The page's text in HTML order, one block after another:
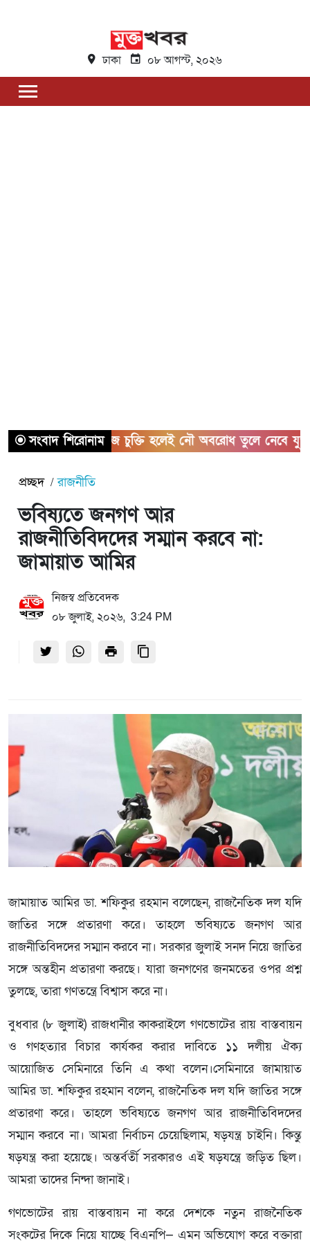
ঢাকা ০৮ আগস্ট, ২০২৬
সংবাদ শিরোনাম
হরমুজ চুক্তি হলেই নৌ অবরোধ তুলে নেবে যুক্তরাষ্ট্র
প্রচ্ছদ রাজনীতি
ভবিষ্যতে জনগণ আর
রাজনীতিবিদদের সম্মান করবে না:
জামায়াত আমির
নিজস্ব প্রতিবেদক
০৮ জুলাই, ২০২৬, 3:24 PM
জামায়াত আমির ডা. শফিকুর রহমান বলেছেন, রাজনৈতিক দল যদি
জাতির সঙ্গে প্রতারণা করে। তাহলে ভবিষ্যতে জনগণ আর
রাজনীতিবিদদের সম্মান করবে না। সরকার জুলাই সনদ নিয়ে জাতির
সঙ্গে অন্তহীন প্রতারণা করছে। যারা জনগণের জনমতের ওপর প্রশ্ন
তুলছে, তারা গণতন্ত্রে বিশ্বাস করে না।
বুধবার (৮ জুলাই) রাজধানীর কাকরাইলে গণভোটের রায় বাস্তবায়ন
ও গণহত্যার বিচার কার্যকর করার দাবিতে ১১ দলীয় ঐক্য
আয়োজিত সেমিনারে তিনি এ কথা বলেন।সেমিনারে জামায়াত
আমির ডা. শফিকুর রহমান বলেন, রাজনৈতিক দল যদি জাতির সঙ্গে
প্রতারণা করে। তাহলে ভবিষ্যতে জনগণ আর রাজনীতিবিদদের
সম্মান করবে না। আমরা নির্বাচন চেয়েছিলাম, ষড়যন্ত্র চাইনি। কিন্তু
ষড়যন্ত্র করা হয়েছে। অন্তর্বর্তী সরকারও এই ষড়যন্ত্রে জড়িত ছিল।
আমরা তাদের নিন্দা জানাই।
গণভোটের রায় বাস্তবায়ন না করে দেশকে নতুন রাজনৈতিক
সংকটের দিকে নিয়ে যাচ্ছে বিএনপি— এমন অভিযোগ করে বক্তারা